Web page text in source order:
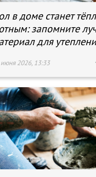
в доме станет
запомните
для
2026, 13:33